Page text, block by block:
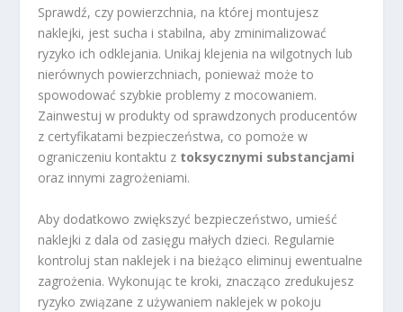
Sprawdź, czy powierzchnia, na której montujesz
naklejki, jest sucha i stabilna, aby zminimalizować
ryzyko ich odklejania. Unikaj klejenia na wilgotnych lub
nierównych powierzchniach, ponieważ może to
spowodować szybkie problemy z mocowaniem.
Zainwestuj w produkty od sprawdzonych producentów
z certyfikatami bezpieczeństwa, co pomoże w
ograniczeniu kontaktu z toksycznymi substancjami
oraz innymi zagrożeniami.
Aby dodatkowo zwiększyć bezpieczeństwo, umieść
naklejki z dala od zasięgu małych dzieci. Regularnie
kontroluj stan naklejek i na bieżąco eliminuj ewentualne
zagrożenia. Wykonując te kroki, znacząco zredukujesz
ryzyko związane z używaniem naklejek w pokoju